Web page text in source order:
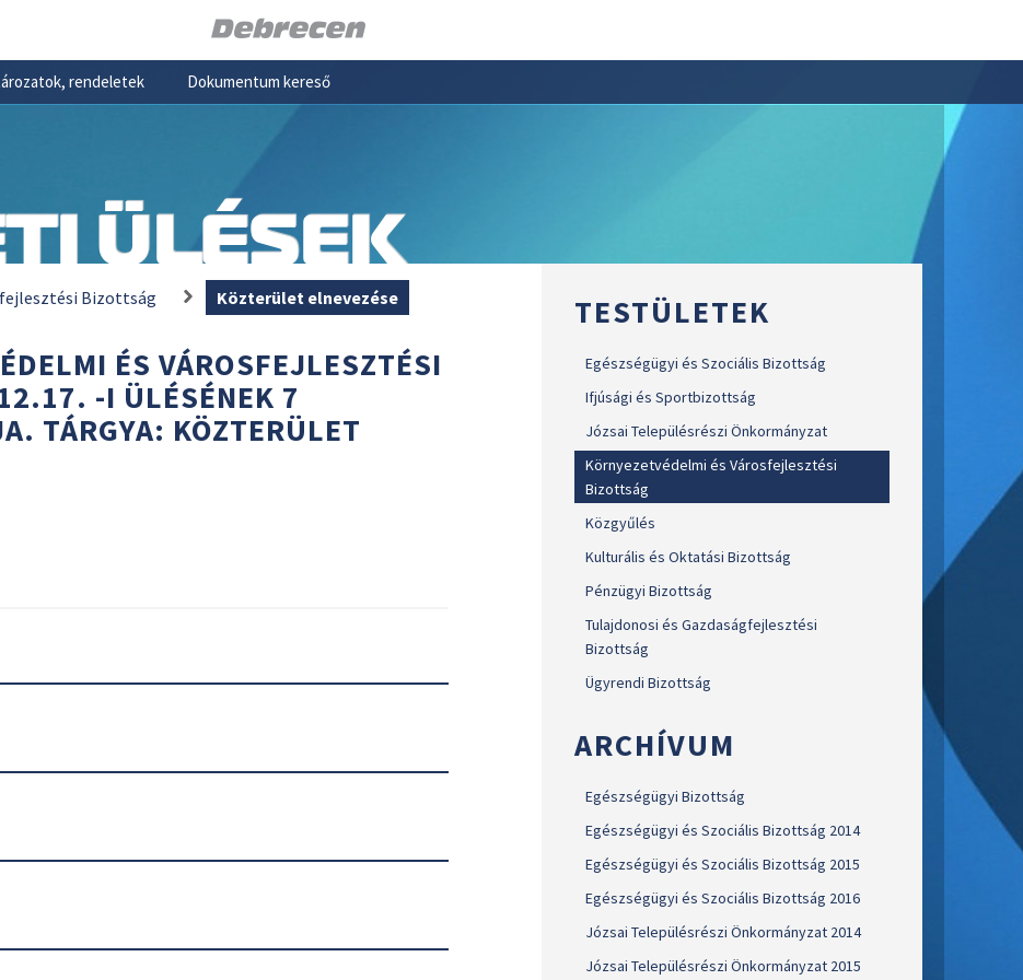
rendeletek Dokumentum kereső
ÜLÉSEK
Bizottság Közterület elnevezése
ÉS VÁROSFEJLESZTÉSI
-I ÜLÉSÉNEK 7
TÁRGYA: KÖZTERÜLET
TESTÜLETEK
Egészségügyi és Szociális Bizottság
Ifjúsági és Sportbizottság
Józsai Településrészi Önkormányzat
Környezetvédelmi és Városfejlesztési
Bizottság
Közgyűlés
Kulturális és Oktatási Bizottság
Pénzügyi Bizottság
Tulajdonosi és Gazdaságfejlesztési
Bizottság
Ügyrendi Bizottság
ARCHÍVUM
Egészségügyi Bizottság
Egészségügyi és Szociális Bizottság 2014
Egészségügyi és Szociális Bizottság 2015
Egészségügyi és Szociális Bizottság 2016
Józsai Településrészi Önkormányzat 2014
Józsai Településrészi Önkormányzat 2015